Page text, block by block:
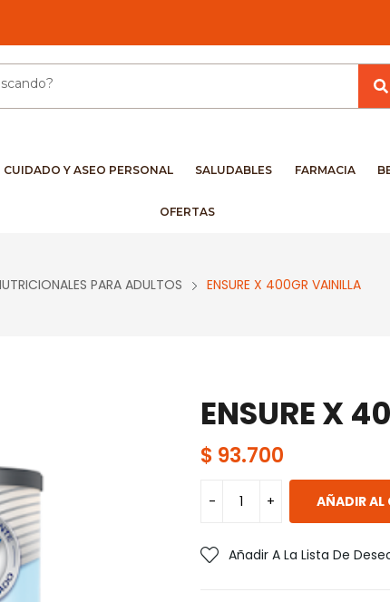
CUIDADO Y ASEO PERSONAL SALUDABLES FARMACIA
OFERTAS
PARA ADULTOS ENSURE X 400GR VAINILLA
ENSURE X
$ 93.700
AÑADIR AL
Añadir A La Lista De